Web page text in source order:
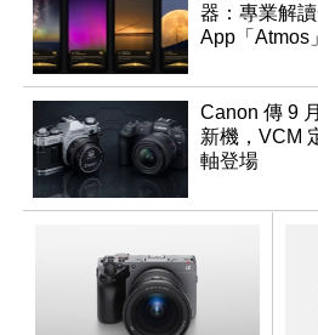
器：專業解
App「Atmos
Canon 傳 9
新機，VCM
軸登場